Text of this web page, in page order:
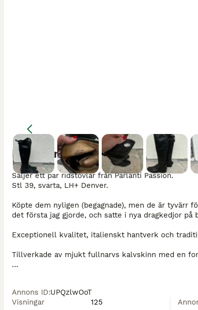
Beskrivning
Säljer ett par ridstövlar från Parlanti Passion.
Stl 39, svarta, LH+ Denver.
Köpte dem nyligen (begagnade), men de är tyvärr
det första jag gjorde, och satte i nya dragkedjor på
Exceptionell kvalitet, italienskt hantverk och
Tillverkade av mjukt fullnarvs kalvskinn med en
Integrerade sporrhållare i hårdgummi och
Annons ID:UPQzlwOoT
Visningar
125